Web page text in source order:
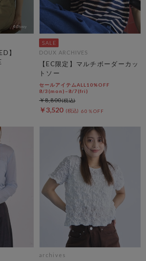
】
DOUX ARCHIVES
【EC限定】マルチボーダーカッ
トソー
セールアイテムALL10%OFF
8/3(mon)~8/7(fri)
￥3,520 60％OFF
￥8,800
archives